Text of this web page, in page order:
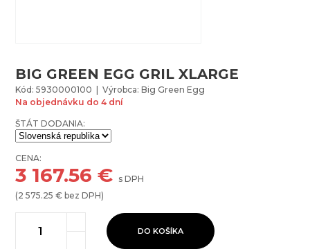
BIG GREEN EGG GRIL XLARGE
Kód: 5930000100 | Výrobca: Big Green Egg
Na objednávku do 4 dní
ŠTÁT DODANIA:
CENA:
3 167.56 € s DPH
(2 575.25 € bez DPH)
DO KOŠÍKA